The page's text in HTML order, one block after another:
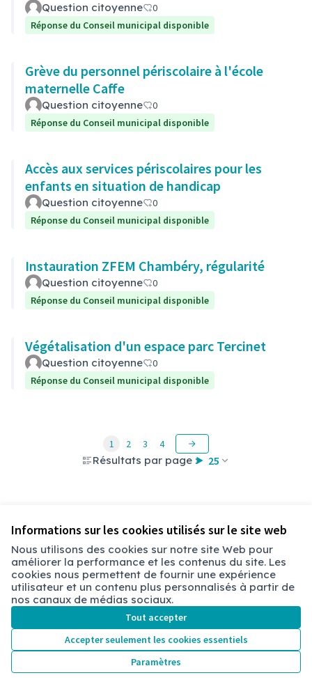
Informations sur les cookies utilisés sur le site web
Nous utilisons des cookies sur notre site Web pour
améliorer la performance et les contenus du site. Les
cookies nous permettent de fournir une expérience
utilisateur et un contenu plus personnalisés à partir de
nos canaux de médias sociaux.
Tout accepter
Accepter seulement les cookies essentiels
Paramètres
Question citoyenne
0
Réponse du Conseil municipal disponible
Grève du personnel périscolaire à l'école
maternelle Caffe
Question citoyenne
0
Réponse du Conseil municipal disponible
Accès aux services périscolaires pour les
enfants en situation de handicap
Question citoyenne
0
Réponse du Conseil municipal disponible
Instauration ZFEM Chambéry, régularité
Question citoyenne
0
Réponse du Conseil municipal disponible
Végétalisation d'un espace parc Tercinet
Question citoyenne
0
Réponse du Conseil municipal disponible
Résultats par page : 25
1 2 3 4
Conditions d'utilisation
Paramètres des cookies
Chambéry sur X
(Lien externe)
Chambéry sur Facebook
Chambéry sur Instagram
Site réalisé grâce aulogiciel libre Decidim .
Licence
(Lien